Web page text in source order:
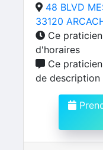
48 BLVD
33120
Ce
d'horaires
Ce
de description